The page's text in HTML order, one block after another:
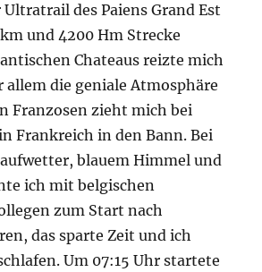
des Paiens Grand Est
und 4200 Hm Strecke
Chateaus reizte mich
allem die geniale Atmosphäre
Franzosen zieht mich bei
Frankreich in den Bann. Bei
blauem Himmel und
ich mit belgischen
zum Start nach
das sparte Zeit und ich
Um 07:15 Uhr startete